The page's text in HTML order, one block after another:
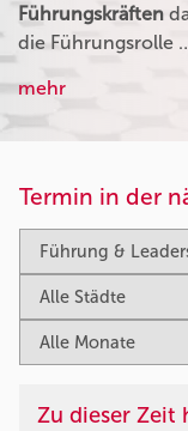
Führungskräften
die Führungsrolle
mehr
Termin in der
Zu dieser Zeit